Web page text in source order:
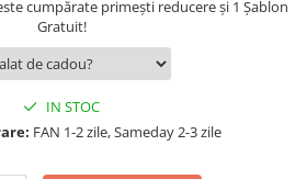
cumpărate primești reducere și 1 Șablon
Gratuit!
IN STOC
FAN 1-2 zile, Sameday 2-3 zile